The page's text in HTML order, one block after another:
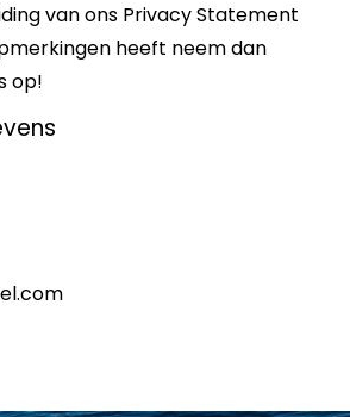
van ons Privacy Statement
heeft neem dan
op!